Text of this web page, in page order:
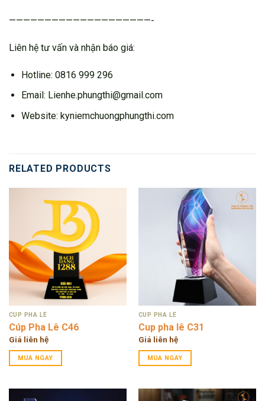
————————————————————-
Liên hệ tư vấn và nhận báo giá:
Hotline: 0816 999 296
Email: Lienhe.phungthi@gmail.com
Website: kyniemchuongphungthi.com
RELATED PRODUCTS
CÚP PHA LÊ
Cúp Pha Lê C46
Giá liên hệ
MUA NGAY
CÚP PHA LÊ
Cup pha lê C31
Giá liên hệ
MUA NGAY